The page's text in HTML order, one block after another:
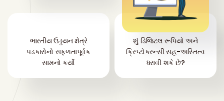
ભારતીય ઉડ્ડયન ક્ષેત્રે
પડકારોનો સફળતાપૂર્વક
સામનો કર્યો
શું ડિજિટલ રૂપિયો અને
ક્રિપ્ટોકરન્સી સહ-અસ્તિત્વ
ધરાવી શકે છે?